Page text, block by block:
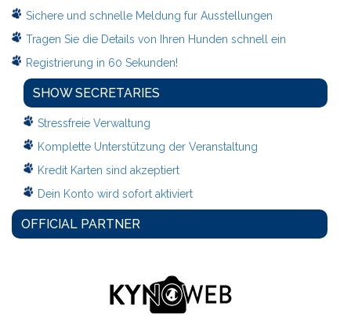
Sichere und schnelle Meldung fur Ausstellungen
Tragen Sie die Details von Ihren Hunden schnell ein
Registrierung in 60 Sekunden!
SHOW SECRETARIES
Stressfreie Verwaltung
Komplette Unterstützung der Veranstaltung
Kredit Karten sind akzeptiert
Dein Konto wird sofort aktiviert
OFFICIAL PARTNER